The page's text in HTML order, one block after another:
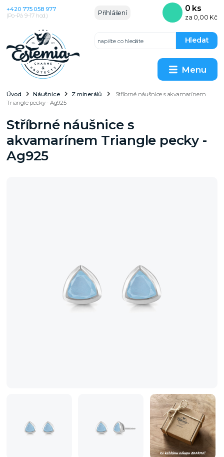
Menu
Přihlášení
Hledat
+420 775 058 977
(Po–Pá 9–17 hod.)
0 ks
za 0,00 Kč
Úvod Náušnice Z minerálů
Stříbrné náušnice s akvamarínem
Triangle pecky - Ag925
Stříbrné náušnice s
akvamarínem Triangle pecky -
Ag925